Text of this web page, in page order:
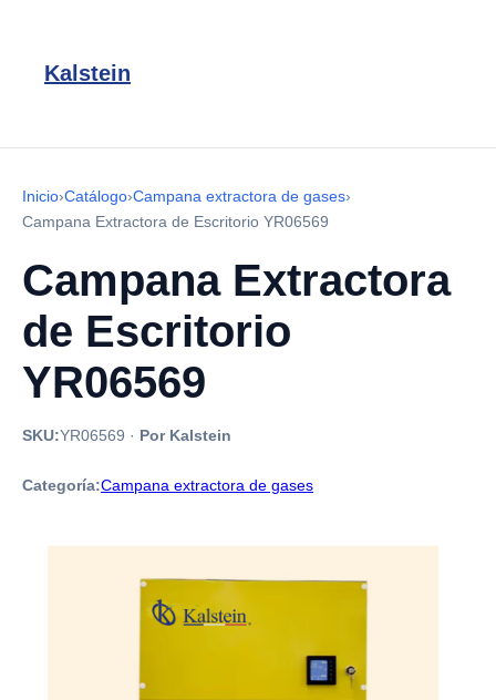
Kalstein
Inicio›Catálogo›Campana extractora de gases›
Campana Extractora de Escritorio YR06569
Campana Extractora
de Escritorio
YR06569
SKU:YR06569 · Por Kalstein
Categoría:Campana extractora de gases